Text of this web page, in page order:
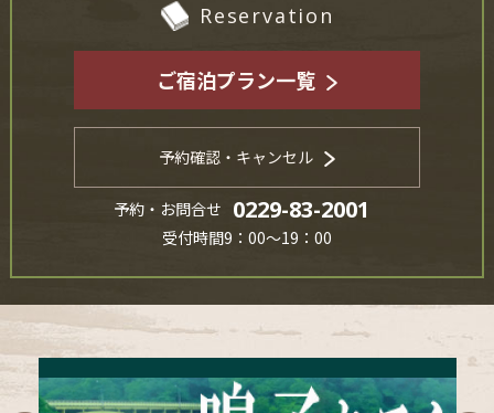
Reservation
ご宿泊プラン一覧
予約確認・キャンセル
予約・お問合せ 0229-83-2001
受付時間9：00～19：00